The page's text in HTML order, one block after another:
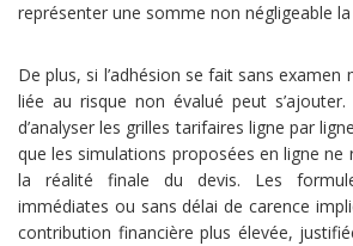
représenter une somme non négligeable
De plus, si l’adhésion se fait sans examen
liée au risque non évalué peut
d’analyser les grilles tarifaires ligne par
que les simulations proposées en ligne
la réalité finale du devis. Les
immédiates ou sans délai de carence
contribution financière plus élevée,